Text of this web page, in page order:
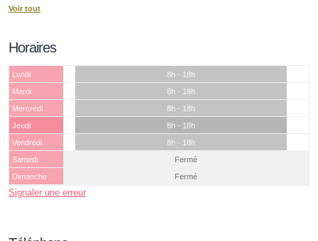
Voir tout
Horaires
Lundi
8h - 18h
Mardi
8h - 18h
Mercredi
8h - 18h
Jeudi
8h - 18h
Vendredi
8h - 18h
Samedi
Fermé
Dimanche
Fermé
Signaler une erreur